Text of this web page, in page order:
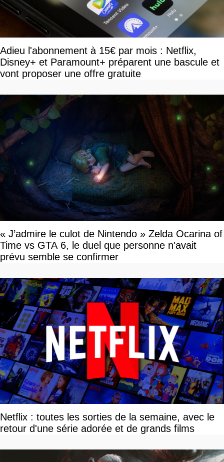
Adieu l'abonnement à 15€ par mois : Netflix,
Disney+ et Paramount+ préparent une bascule et
vont proposer une offre gratuite
« J’admire le culot de Nintendo » Zelda Ocarina of
Time vs GTA 6, le duel que personne n'avait
prévu semble se confirmer
Netflix : toutes les sorties de la semaine, avec le
retour d'une série adorée et de grands films